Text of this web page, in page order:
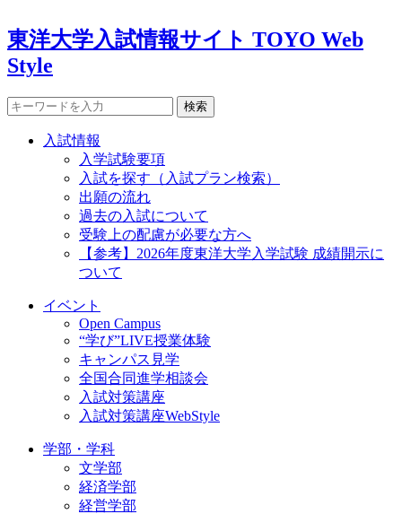
東洋大学入試情報サイト TOYO Web
Style
検索
入試情報
入学試験要項
入試を探す（入試プラン検索）
出願の流れ
過去の入試について
受験上の配慮が必要な方へ
【参考】2026年度東洋大学入学試験 成績開示に
ついて
イベント
Open Campus
“学び”LIVE授業体験
キャンパス見学
全国合同進学相談会
入試対策講座
入試対策講座WebStyle
学部・学科
文学部
経済学部
経営学部